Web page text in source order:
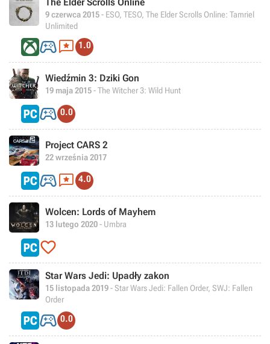
9 czerwca 2015- ESO, TESO, The Elder Scrolls Online: Tamriel
Unlimited
 1.0
Wiedźmin 3: Dziki Gon
19 maja 2015- The Witcher 3: Wild Hunt
 0.0
Project CARS 2
22 września 2017
 4.0
Wolcen: Lords of Mayhem
13 lutego 2020- Umbra

Star Wars Jedi: Upadły zakon
15 listopada 2019- Star Wars Jedi: Fallen Order, SWJ: Fallen
Order
 0.0